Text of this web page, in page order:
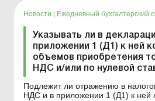
бы, что с ...
Новости Ежедневный бухгалтерский
Указывать ли в
приложении 1 (Д1) к ней
объемов приобретения
НДС и/или по нулевой
Подлежит ли отражению в
НДС и в приложении 1 (Д1) к ней